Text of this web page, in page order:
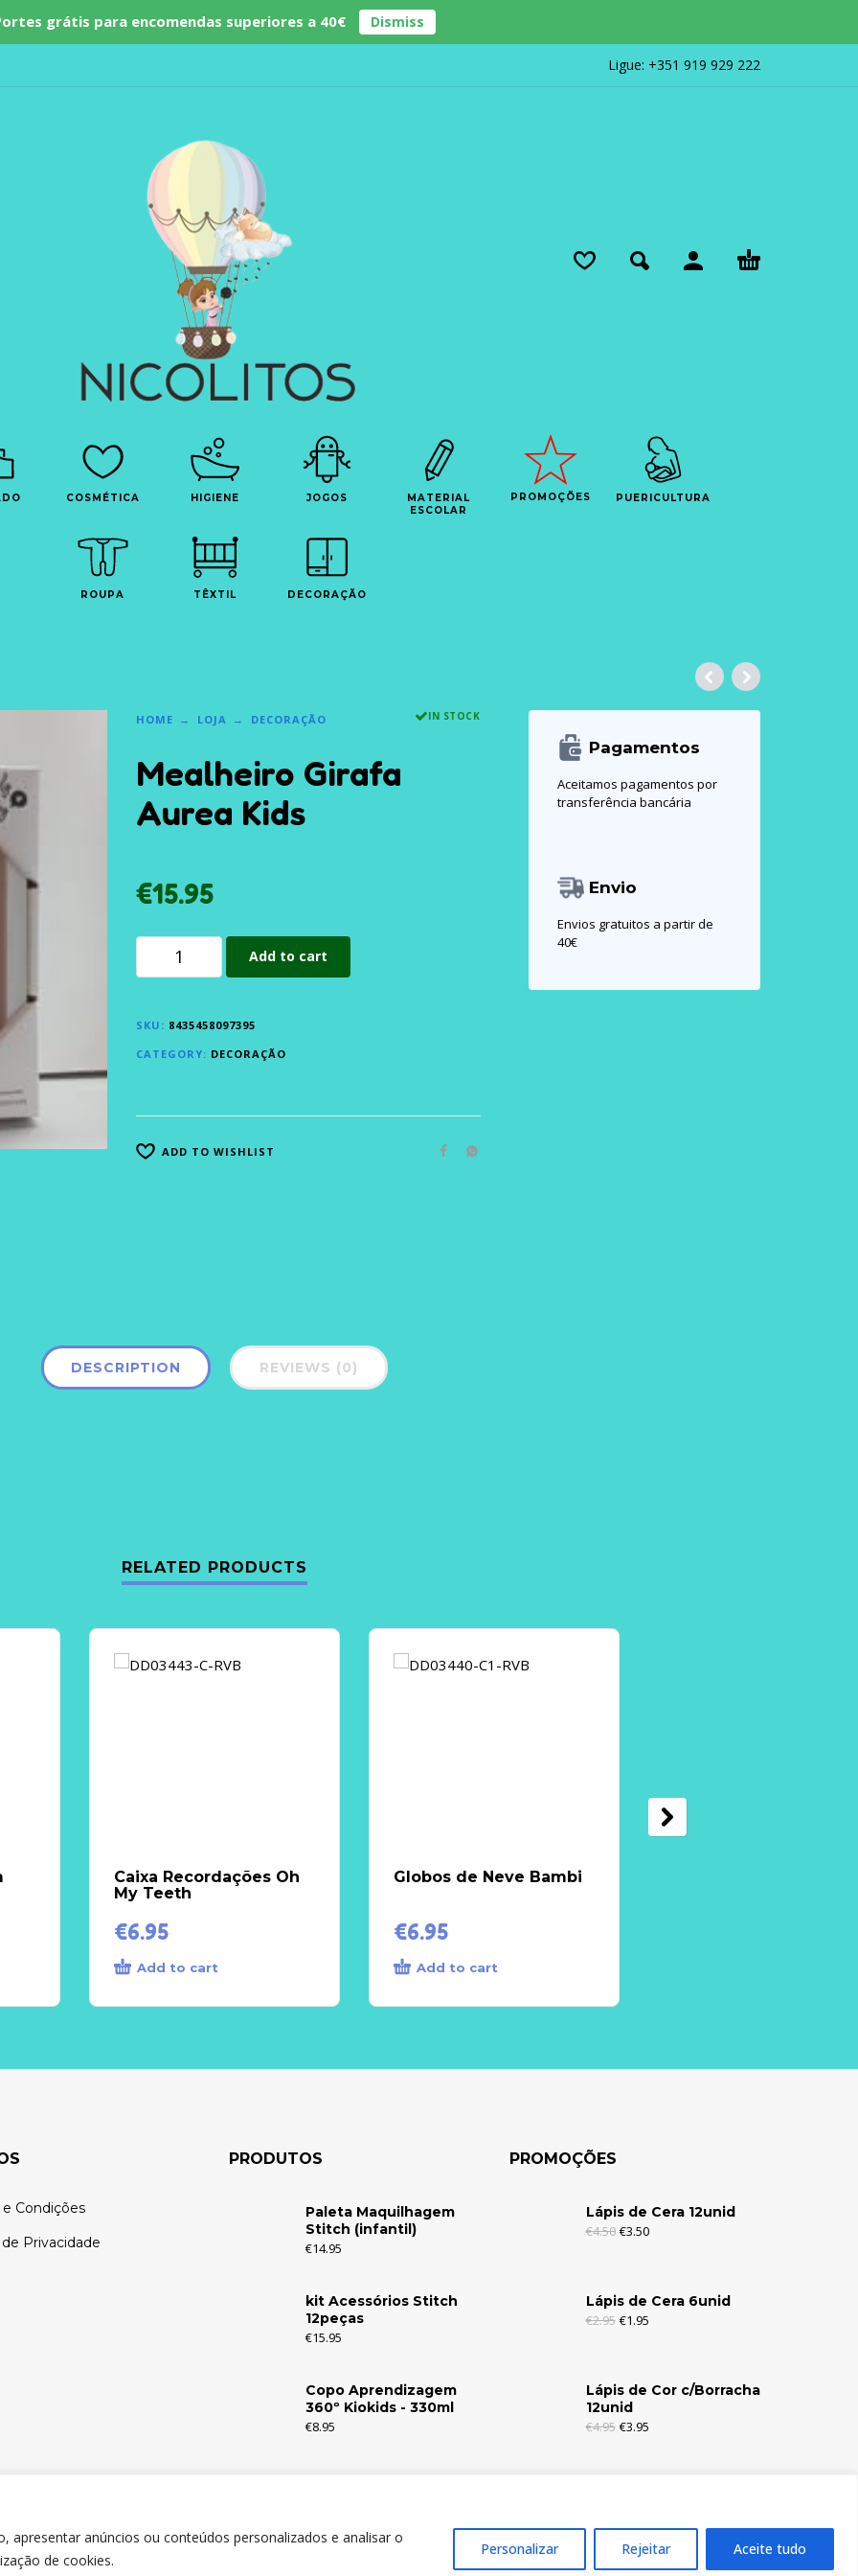
apresentar anúncios ou conteúdos personalizados e analisar o
de cookies.
Personalizar Rejeitar Aceite tudo
grátis para encomendas superiores a 40€ Dismiss
Ligue: +351 919 929 222
COSMÉTICA HIGIENE JOGOS
MATERIAL
ESCOLAR
PROMOÇÕES PUERICULTURA
ROUPA TÊXTIL DECORAÇÃO
HOME LOJA DECORAÇÃO IN STOCK
Mealheiro Girafa
Aurea Kids
€15.95
Add to cart
SKU: 8435458097395
CATEGORY: DECORAÇÃO
ADD TO WISHLIST
Pagamentos
Aceitamos pagamentos por
transferência bancária
Envio
Envios gratuitos a partir de
40€
DESCRIPTION REVIEWS (0)
RELATED PRODUCTS
Caixa Recordações Oh
My Teeth
€6.95
Add to cart
Globos de Neve Bambi
€6.95
Add to cart
Condições
Privacidade
PRODUTOS
Paleta Maquilhagem
Stitch (infantil)
€14.95
kit Acessórios Stitch
12peças
€15.95
Copo Aprendizagem
360º Kiokids - 330ml
€8.95
PROMOÇÕES
Lápis de Cera 12unid
€4.50 €3.50
Lápis de Cera 6unid
€2.95 €1.95
Lápis de Cor c/Borracha
12unid
€4.95 €3.95